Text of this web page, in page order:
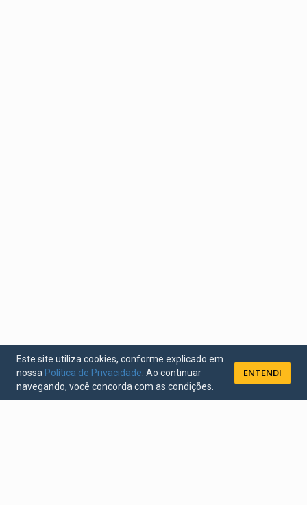
Este site utiliza cookies, conforme explicado em
nossa Política de Privacidade . Ao continuar
navegando, você concorda com as condições.
ENTENDI